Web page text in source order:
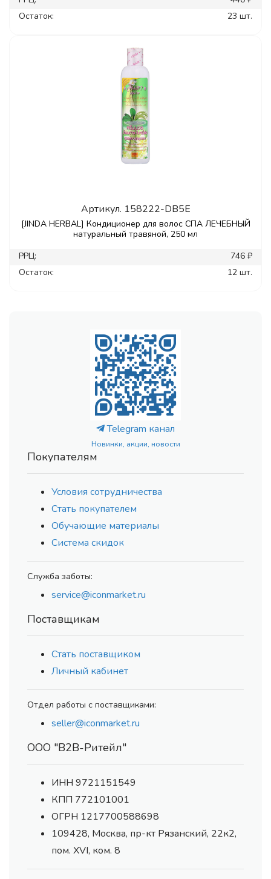
Остаток:
23 шт.
Артикул. 158222-DB5E
[JINDA HERBAL] Кондиционер для волос СПА ЛЕЧЕБНЫЙ
натуральный травяной, 250 мл
РРЦ:
746 ₽
Остаток:
12 шт.
Telegram канал
Новинки, акции, новости
Покупателям
Условия сотрудничества
Стать покупателем
Обучающие материалы
Система скидок
Служба заботы:
service@iconmarket.ru
Поставщикам
Стать поставщиком
Личный кабинет
Отдел работы с поставщиками:
seller@iconmarket.ru
ООО "В2В-Ритейл"
ИНН 9721151549
КПП 772101001
ОГРН 1217700588698
109428, Москва, пр-кт Рязанский, 22к2,
пом. XVI, ком. 8